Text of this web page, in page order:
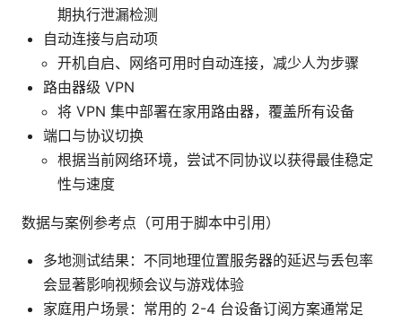
期执行泄漏检测
自动连接与启动项
开机自启、网络可用时自动连接，减少人为步骤
路由器级 VPN
将 VPN 集中部署在家用路由器，覆盖所有设备
端口与协议切换
根据当前网络环境，尝试不同协议以获得最佳稳定
性与速度
数据与案例参考点（可用于脚本中引用）
多地测试结果：不同地理位置服务器的延迟与丢包率
会显著影响视频会议与游戏体验
家庭用户场景：常用的 2-4 台设备订阅方案通常足